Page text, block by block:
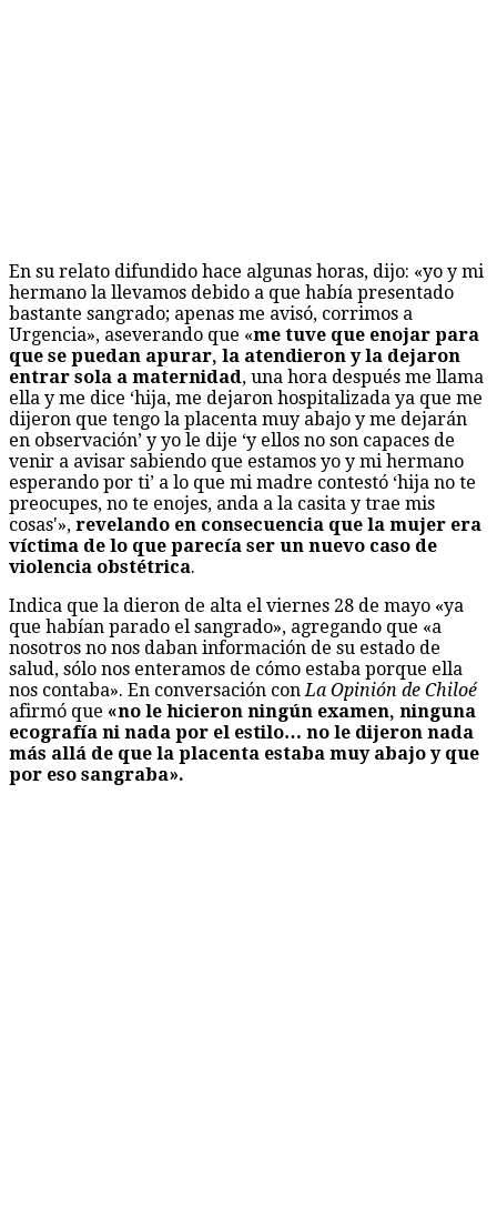
En su relato difundido hace algunas horas, dijo: «yo y mi
hermano la llevamos debido a que había presentado
bastante sangrado; apenas me avisó, corrimos a
Urgencia», aseverando que «me tuve que enojar para
que se puedan apurar, la atendieron y la dejaron
entrar sola a maternidad, una hora después me llama
ella y me dice ‘hija, me dejaron hospitalizada ya que me
dijeron que tengo la placenta muy abajo y me dejarán
en observación’ y yo le dije ‘y ellos no son capaces de
venir a avisar sabiendo que estamos yo y mi hermano
esperando por ti’ a lo que mi madre contestó ‘hija no te
preocupes, no te enojes, anda a la casita y trae mis
cosas'», revelando en consecuencia que la mujer era
víctima de lo que parecía ser un nuevo caso de
violencia obstétrica.
Indica que la dieron de alta el viernes 28 de mayo «ya
que habían parado el sangrado», agregando que «a
nosotros no nos daban información de su estado de
salud, sólo nos enteramos de cómo estaba porque ella
nos contaba». En conversación con La Opinión de Chiloé
afirmó que «no le hicieron ningún examen, ninguna
ecografía ni nada por el estilo… no le dijeron nada
más allá de que la placenta estaba muy abajo y que
por eso sangraba».